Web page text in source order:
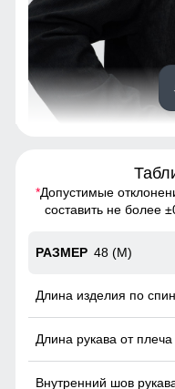
Костюм оснащен
карманами, которые
доставать
использовании.
Стояче-отложной
воротника может
обеспечивает
или быть отложенным
*Допустимые
составить не более
48 (M)